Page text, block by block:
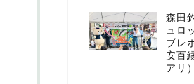
森田
ュロ
ブレ
安百
アリ）